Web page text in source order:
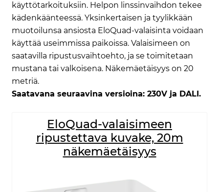
käyttötarkoituksiin. Helpon linssinvaihdon tekee
kädenkäänteessä. Yksinkertaisen ja tyylikkään
muotoilunsa ansiosta EloQuad-valaisinta voidaan
käyttää useimmissa paikoissa. Valaisimeen on
saatavilla ripustusvaihtoehto, ja se toimitetaan
mustana tai valkoisena. Näkemäetäisyys on 20
metriä.
Saatavana seuraavina versioina: 230V ja DALI.
EloQuad-valaisimeen
ripustettava kuvake, 20m
näkemäetäisyys